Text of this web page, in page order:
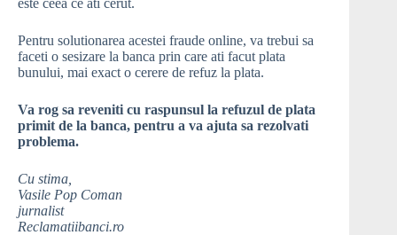
Pentru solutionarea acestei fraude online, va trebui sa
faceti o sesizare la banca prin care ati facut plata
bunului, mai exact o cerere de refuz la plata.
Va rog sa reveniti cu raspunsul la refuzul de plata
primit de la banca, pentru a va ajuta sa rezolvati
problema.
Cu stima,
Vasile Pop Coman
jurnalist
Reclamatiibanci.ro